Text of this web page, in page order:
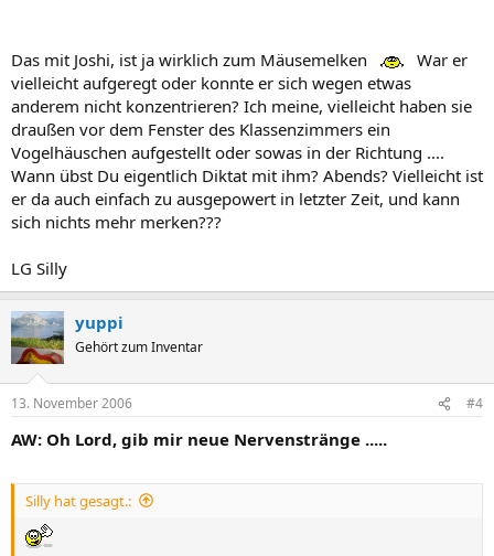
Das mit Joshi, ist ja wirklich zum Mäusemelken
War er
vielleicht aufgeregt oder konnte er sich wegen etwas
anderem nicht konzentrieren? Ich meine, vielleicht haben sie
draußen vor dem Fenster des Klassenzimmers ein
Vogelhäuschen aufgestellt oder sowas in der Richtung ....
Wann übst Du eigentlich Diktat mit ihm? Abends? Vielleicht ist
er da auch einfach zu ausgepowert in letzter Zeit, und kann
sich nichts mehr merken???
LG Silly
yuppi
Gehört zum Inventar
13. November 2006 #4
AW: Oh Lord, gib mir neue Nervenstränge .....
Silly hat gesagt.: